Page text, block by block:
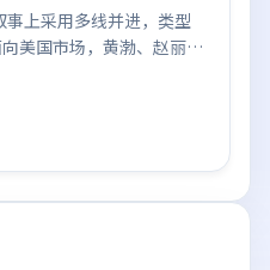
上采用多线并进，类型
美国市场，黄渤、赵丽
反转，结尾留白引发讨